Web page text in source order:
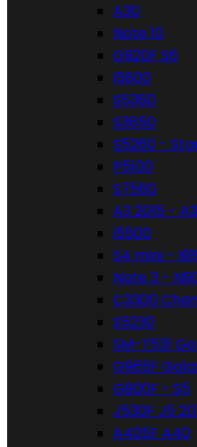
A30
Note 10
G920F S6
i5800
S5360
S3650
S5260 -
P5100
S7560
A3 2015 -
i5500
S4 mini -
Note 3 -
C3300
S5230
SM-T531
G965F
G900F - S5
J530F J5
A405F A40